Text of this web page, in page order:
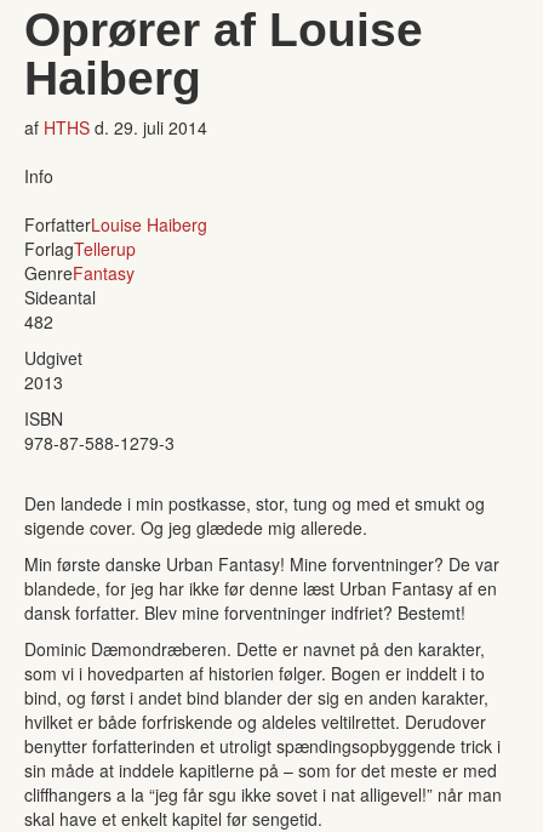
Oprører af Louise
Haiberg
af HTHS d. 29. juli 2014
Info
ForfatterLouise Haiberg
ForlagTellerup
GenreFantasy
Sideantal
482
Udgivet
2013
ISBN
978-87-588-1279-3
Den landede i min postkasse, stor, tung og med et smukt og
sigende cover. Og jeg glædede mig allerede.
Min første danske Urban Fantasy! Mine forventninger? De var
blandede, for jeg har ikke før denne læst Urban Fantasy af en
dansk forfatter. Blev mine forventninger indfriet? Bestemt!
Dominic Dæmondræberen. Dette er navnet på den karakter,
som vi i hovedparten af historien følger. Bogen er inddelt i to
bind, og først i andet bind blander der sig en anden karakter,
hvilket er både forfriskende og aldeles veltilrettet. Derudover
benytter forfatterinden et utroligt spændingsopbyggende trick i
sin måde at inddele kapitlerne på – som for det meste er med
cliffhangers a la “jeg får sgu ikke sovet i nat alligevel!” når man
skal have et enkelt kapitel før sengetid.